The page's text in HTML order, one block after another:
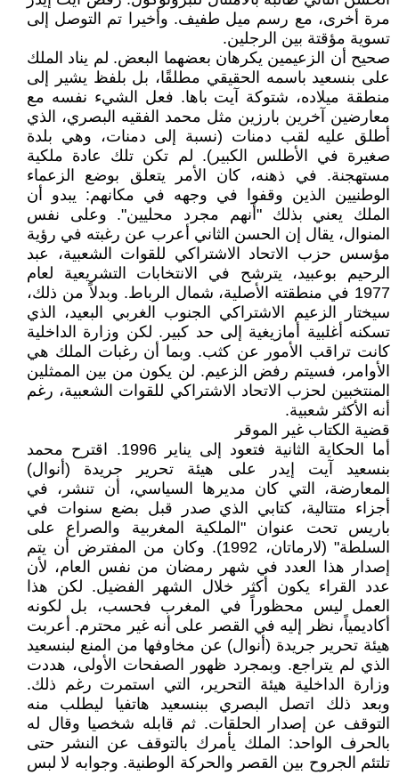
مرة أخرى، مع رسم ميل طفيف. وأخيرا تم التوصل إلى
تسوية مؤقتة بين الرجلين.
صحيح أن الزعيمين يكرهان بعضهما البعض. لم يناد الملك
على بنسعيد باسمه الحقيقي مطلقًا، بل بلفظ يشير إلى
منطقة ميلاده، شتوكة آيت باها. فعل الشيء نفسه مع
معارضين آخرين بارزين مثل محمد الفقيه البصري، الذي
أطلق عليه لقب دمنات (نسبة إلى دمنات، وهي بلدة
صغيرة في الأطلس الكبير). لم تكن تلك عادة ملكية
مستهجنة. في ذهنه، كان الأمر يتعلق بوضع الزعماء
الوطنيين الذين وقفوا في وجهه في مكانهم: يبدو أن
الملك يعني بذلك "أنهم مجرد محليين". وعلى نفس
المنوال، يقال إن الحسن الثاني أعرب عن رغبته في رؤية
مؤسس حزب الاتحاد الاشتراكي للقوات الشعبية، عبد
الرحيم بوعبيد، يترشح في الانتخابات التشريعية لعام
1977 في منطقته الأصلية، شمال الرباط. وبدلاً من ذلك،
سيختار الزعيم الاشتراكي الجنوب الغربي البعيد، الذي
تسكنه أغلبية أمازيغية إلى حد كبير. لكن وزارة الداخلية
كانت تراقب الأمور عن كثب. وبما أن رغبات الملك هي
الأوامر، فسيتم رفض الزعيم. لن يكون من بين الممثلين
المنتخبين لحزب الاتحاد الاشتراكي للقوات الشعبية، رغم
أنه الأكثر شعبية.
قضية الكتاب غير الموقر
أما الحكاية الثانية فتعود إلى يناير 1996. اقترح محمد
بنسعيد آيت إيدر على هيئة تحرير جريدة (أنوال)
المعارضة، التي كان مديرها السياسي، أن تنشر، في
أجزاء متتالية، كتابي الذي صدر قبل بضع سنوات في
باريس تحت عنوان "الملكية المغربية والصراع على
السلطة" (لارماتان، 1992). وكان من المفترض أن يتم
إصدار هذا العدد في شهر رمضان من نفس العام، لأن
عدد القراء يكون أكثر خلال الشهر الفضيل. لكن هذا
العمل ليس محظوراً في المغرب فحسب، بل لكونه
أكاديمياً، نظر إليه في القصر على أنه غير محترم. أعربت
هيئة تحرير جريدة (أنوال) عن مخاوفها من المنع لبنسعيد
الذي لم يتراجع. وبمجرد ظهور الصفحات الأولى، هددت
وزارة الداخلية هيئة التحرير، التي استمرت رغم ذلك.
وبعد ذلك اتصل البصري ببنسعيد هاتفيا ليطلب منه
التوقف عن إصدار الحلقات. ثم قابله شخصيا وقال له
بالحرف الواحد: الملك يأمرك بالتوقف عن النشر حتى
تلتئم الجروح بين القصر والحركة الوطنية. وجوابه لا لبس